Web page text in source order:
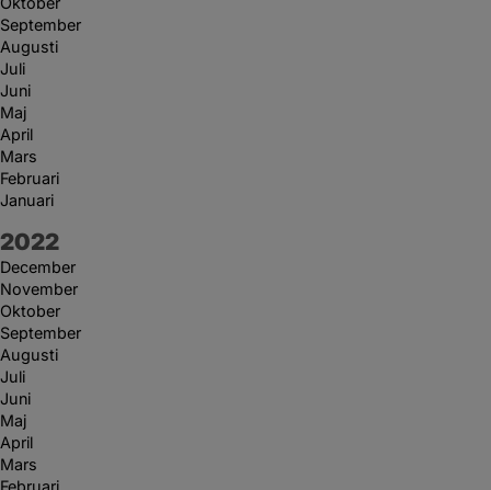
September
Augusti
Juli
Juni
Maj
April
Mars
Februari
Januari
År:
2022
December
November
Oktober
September
Augusti
Juli
Juni
Maj
April
Mars
Februari